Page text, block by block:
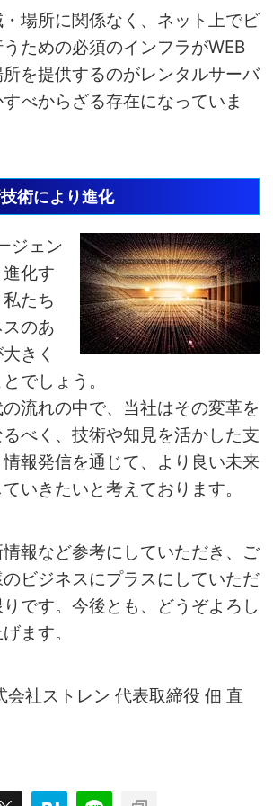
場所に関係なく、ネット上でビ
ための必須のインフラがWEB
を提供するのがレンタルサーバ
べからざる存在になっていま
術により進化
ジェン
進化す
たち
のあ
きく
でしょう。
流れの中で、当社はその変革を
べく、技術や知見を活かした支
報発信を通じて、より良い未来
いきたいと考えております。
報など参考にしていただき、ご
ビジネスにプラスにしていただ
です。今後とも、どうぞよろし
ます。
社ストレン 代表取締役 佃 直